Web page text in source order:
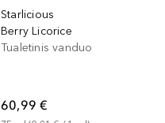
Starlicious
Berry Licorice
Tualetinis vanduo
60,99 €